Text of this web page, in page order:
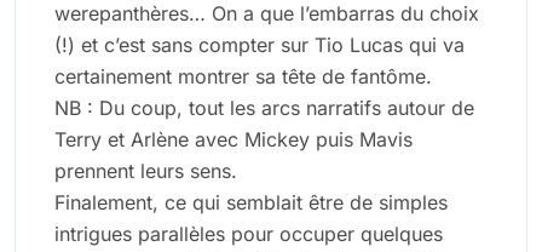
werepanthères… On a que l’embarras du choix
(!) et c’est sans compter sur Tio Lucas qui va
certainement montrer sa tête de fantôme.
NB : Du coup, tout les arcs narratifs autour de
Terry et Arlène avec Mickey puis Mavis
prennent leurs sens.
Finalement, ce qui semblait être de simples
intrigues parallèles pour occuper quelques